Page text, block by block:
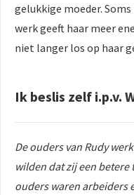
gelukkige moeder.
werk geeft haar meer
niet langer los op haar
Ik beslis zelf i.p.v.
De ouders van Rudy
wilden dat zij een
ouders waren arbeiders